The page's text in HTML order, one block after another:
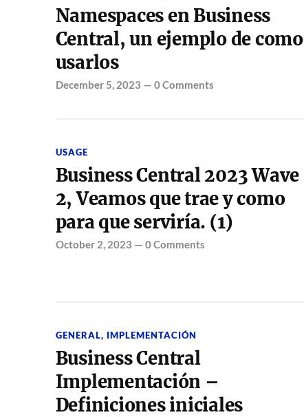
Namespaces en Business
Central, un ejemplo de como
usarlos
December 5, 2023 — 0 Comments
USAGE
Business Central 2023 Wave
2, Veamos que trae y como
para que serviría. (1)
October 2, 2023 — 0 Comments
GENERAL, IMPLEMENTACIÓN
Business Central
Implementación –
Definiciones iniciales